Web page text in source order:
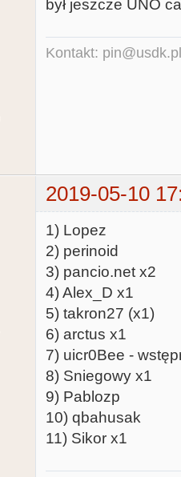
był jeszcze UNO
Kontakt: pin@usdk.pl
2019-05-10
1) Lopez
2) perinoid
3) pancio.net x2
4) Alex_D x1
5) takron27 (x1)
6) arctus x1
7) uicr0Bee -
8) Sniegowy x1
9) Pablozp
10) qbahusak
11) Sikor x1